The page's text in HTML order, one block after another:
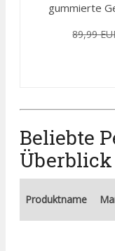
gummierte
89,99
Beliebte
Überblick
Produktname